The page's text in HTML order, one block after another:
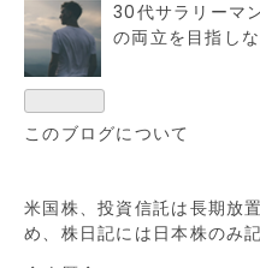
30代サラリーマ
の両立を目指し
このブログについて
米国株、投資信託は長期放
め、株日記には日本株のみ記